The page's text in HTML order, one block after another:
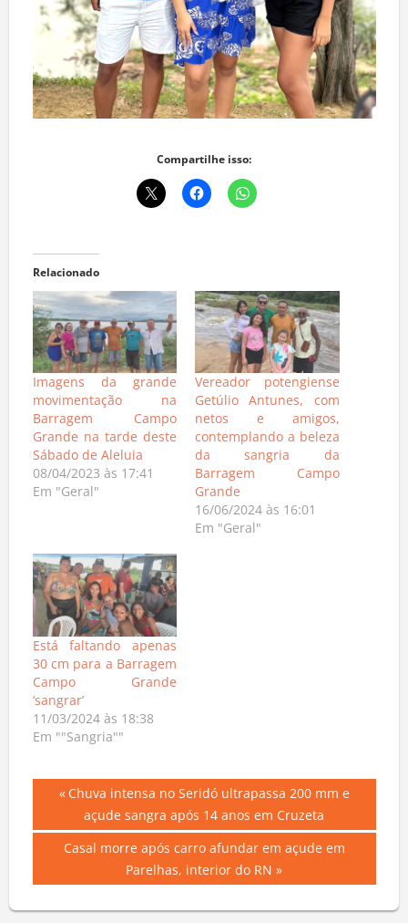
Compartilhe isso:
Relacionado
Imagens da grande
movimentação na
Barragem Campo
Grande na tarde deste
Sábado de Aleluia
08/04/2023 às 17:41
Em "Geral"
Vereador potengiense
Getúlio Antunes, com
netos e amigos,
contemplando a beleza
da sangria da
Barragem Campo
Grande
16/06/2024 às 16:01
Em "Geral"
Está faltando apenas
30 cm para a Barragem
Campo Grande
‘sangrar’
11/03/2024 às 18:38
Em ""Sangria""
Navegação
de
Previous
Post:
Chuva intensa no Seridó ultrapassa 200 mm e
açude sangra após 14 anos em Cruzeta
Next
Casal morre após carro afundar em açude em
Parelhas, interior do RN